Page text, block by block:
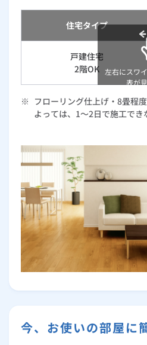
一般料金
「大阪ガスの都市ガス」
「大阪ガスの電気」が選ば
電気料金メニュー
お手続きから使用開始まで
まとめプラ
使
ガスと電気の使用
料金プラン
工事・開通までの流れ
通信速度測定
インターネット
ガス炊飯器
ガスオーブン
レンジフード
食器洗い乾燥機
ガス給湯器
ガス温水浴室暖房乾燥機
「カワック・ミストカワ
乾太くん
リビング・空調
ガスファンヒーター
ガス温水床暖房「ヌッ
取替用ガスコンセント
ガスコード
ガス栓の増設 プラスラ
ルームエアコン
発電・省エネ
エネファーム
太陽光発電
蓄電池
スマイルーフ
エコキュート
警報器・消火器
ぴこぴこ・スマぴこ・け
消火器
エラーコード診断
取扱説明書を探す
お近くのガスのお店
らく得リース
らく得保証
ほっ得定額
くらしのサービストップ
リフォーム・リノベーション
リフォーム・リノベーショ
住ミカタ・リフォーム
リノベーション「マイリノ
安心・安全
住ミカタ・サービス
ホームセキュリティ
みるぴこ
便利・おトク
スマイLINK
FitDish
めちゃとクーポン
お手続き・サポート
お手続き一覧
お問い合わせ
お引越しの手
総合TOP 業務用・産業用のお客
住宅タイプ
戸建住宅
2階OK 左右にスワ
表が
※ フローリング仕上げ・8畳程
よっては、1～2日で施工でき
今、お使いの部屋に